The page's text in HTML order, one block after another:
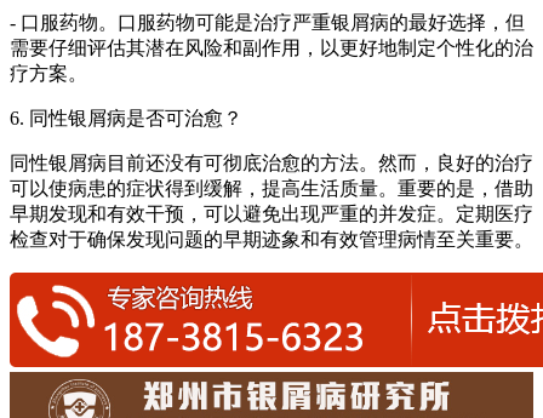
- 口服药物。口服药物可能是治疗严重银屑病的最好选择，但
需要仔细评估其潜在风险和副作用，以更好地制定个性化的治
疗方案。
6. 同性银屑病是否可治愈？
同性银屑病目前还没有可彻底治愈的方法。然而，良好的治疗
可以使病患的症状得到缓解，提高生活质量。重要的是，借助
早期发现和有效干预，可以避免出现严重的并发症。定期医疗
检查对于确保发现问题的早期迹象和有效管理病情至关重要。